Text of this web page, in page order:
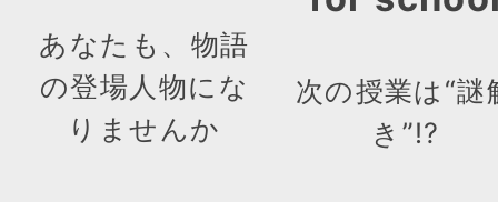
あなたも、物語
の登場人物にな
りませんか
次の授業は“謎
き”!?